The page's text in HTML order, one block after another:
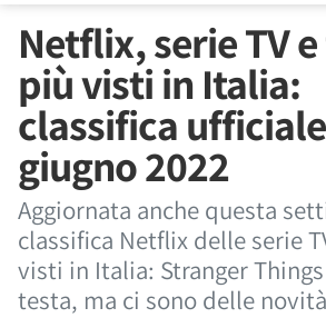
Netflix, serie TV
più visti in Italia:
classifica
giugno 2022
Aggiornata anche questa
classifica Netflix delle serie
visti in Italia: Stranger
testa, ma ci sono delle